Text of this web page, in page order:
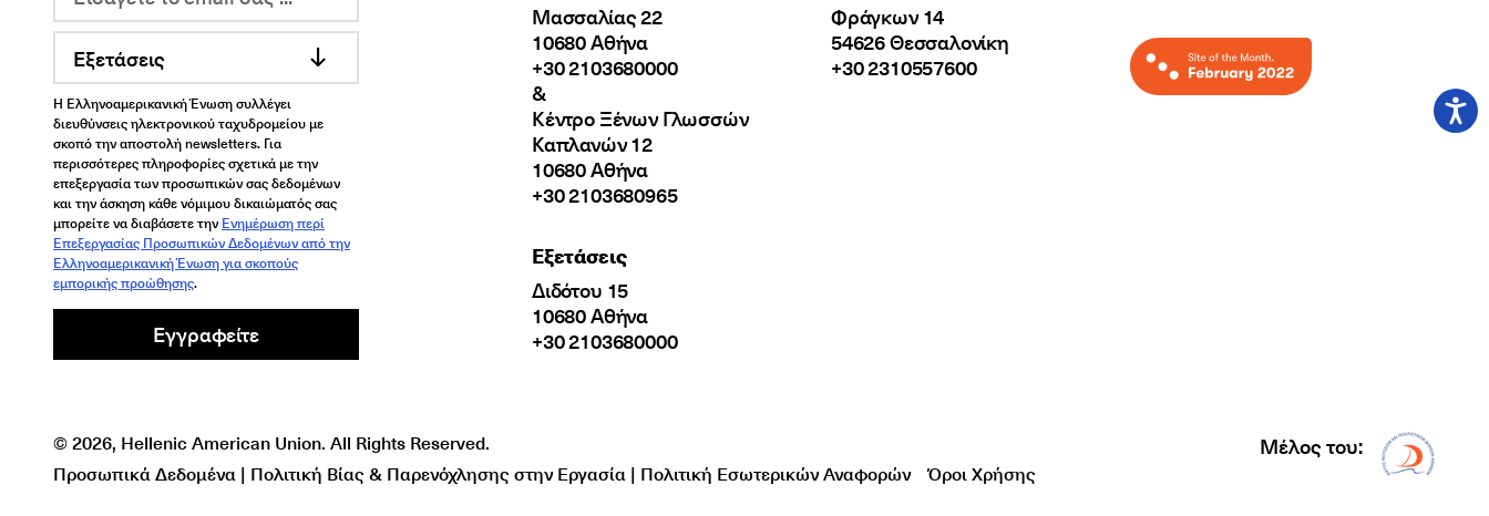
Εξετάσεις
Η Ελληνοαμερικανική Ένωση συλλέγει
διευθύνσεις ηλεκτρονικού ταχυδρομείου με
σκοπό την αποστολή newsletters. Για
περισσότερες πληροφορίες σχετικά με την
επεξεργασία των προσωπικών σας δεδομένων
και την άσκηση κάθε νόμιμου δικαιώματός σας
μπορείτε να διαβάσετε την Ενημέρωση περί
Επεξεργασίας Προσωπικών Δεδομένων από την
Ελληνοαμερικανική Ένωση για σκοπούς
εμπορικής προώθησης.
Εγγραφείτε
Μασσαλίας 22
10680 Αθήνα
+30 2103680000
&
Κέντρο Ξένων Γλωσσών
Καπλανών 12
10680 Αθήνα
+30 2103680965
Εξετάσεις
Διδότου 15
10680 Αθήνα
+30 2103680000
Φράγκων 14
54626 Θεσσαλονίκη
+30 2310557600
© 2026, Hellenic American Union. All Rights Reserved.
Προσωπικά Δεδομένα | Πολιτική Βίας & Παρενόχλησης στην Εργασία | Πολιτική Εσωτερικών Αναφορών
Όροι Χρήσης
Μέλος του: